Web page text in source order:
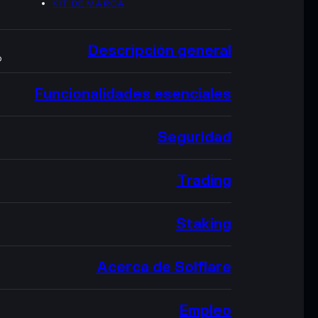
KIT DE MARCA
Descripción general
Funcionalidades esenciales
Seguridad
Trading
Staking
Acerca de Solflare
Empleo